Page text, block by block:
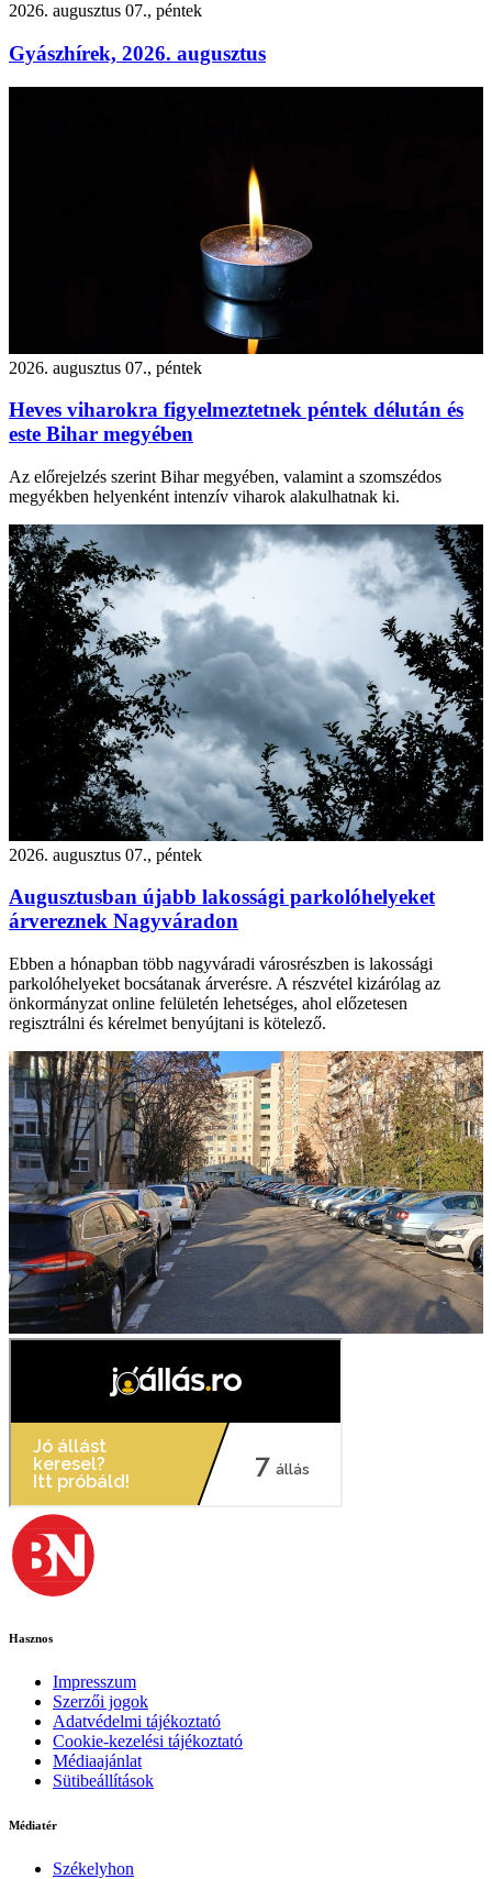
2026. augusztus 07., péntek
Gyászhírek, 2026. augusztus
2026. augusztus 07., péntek
Heves viharokra figyelmeztetnek péntek délután és
este Bihar megyében
Az előrejelzés szerint Bihar megyében, valamint a szomszédos
megyékben helyenként intenzív viharok alakulhatnak ki.
2026. augusztus 07., péntek
Augusztusban újabb lakossági parkolóhelyeket
árvereznek Nagyváradon
Ebben a hónapban több nagyváradi városrészben is lakossági
parkolóhelyeket bocsátanak árverésre. A részvétel kizárólag az
önkormányzat online felületén lehetséges, ahol előzetesen
regisztrálni és kérelmet benyújtani is kötelező.
Hasznos
Impresszum
Szerzői jogok
Adatvédelmi tájékoztató
Cookie-kezelési tájékoztató
Médiaajánlat
Sütibeállítások
Médiatér
Székelyhon